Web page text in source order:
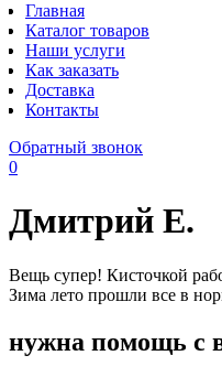
Главная
Каталог товаров
Наши услуги
Как заказать
Доставка
Контакты
Обратный звонок
0
Дмитрий Е.
Вещь супер! Кисточкой
Зима лето прошли все в
нужна помощь с